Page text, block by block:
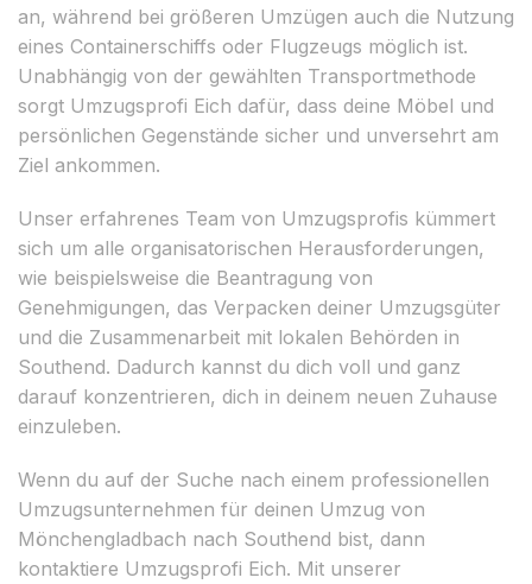
an, während bei größeren Umzügen auch die Nutzung
eines Containerschiffs oder Flugzeugs möglich ist.
Unabhängig von der gewählten Transportmethode
sorgt Umzugsprofi Eich dafür, dass deine Möbel und
persönlichen Gegenstände sicher und unversehrt am
Ziel ankommen.
Unser erfahrenes Team von Umzugsprofis kümmert
sich um alle organisatorischen Herausforderungen,
wie beispielsweise die Beantragung von
Genehmigungen, das Verpacken deiner Umzugsgüter
und die Zusammenarbeit mit lokalen Behörden in
Southend. Dadurch kannst du dich voll und ganz
darauf konzentrieren, dich in deinem neuen Zuhause
einzuleben.
Wenn du auf der Suche nach einem professionellen
Umzugsunternehmen für deinen Umzug von
Mönchengladbach nach Southend bist, dann
kontaktiere Umzugsprofi Eich. Mit unserer